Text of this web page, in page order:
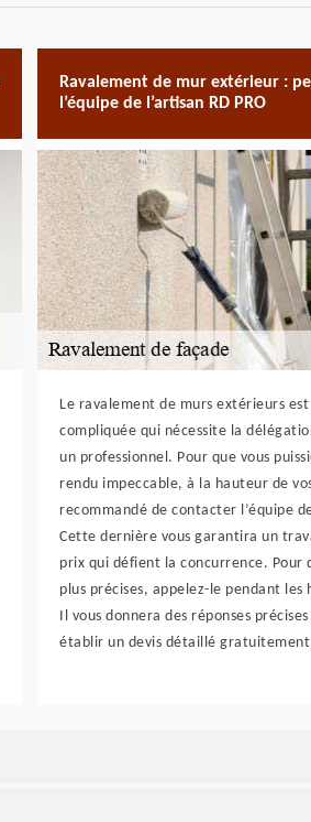
Ravalement de mur extérieur :
l’équipe de l’artisan RD PRO
Le ravalement de murs extérieurs
compliquée qui nécessite la
un professionnel. Pour que vous
rendu impeccable, à la hauteur de
recommandé de contacter l’équipe
Cette dernière vous garantira un
prix qui défient la concurrence. Pour
plus précises, appelez-le pendant les
Il vous donnera des réponses
établir un devis détaillé